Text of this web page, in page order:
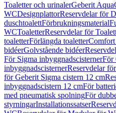
Toaletter och urinalerGeberit
WCDesignplattorReservdelar för
duschtoalettFörbrukningsmaterial
WCToaletterReservdelar för
toaletterFörlängda toaletter
bidéerGolvstående bidéer
För Sigma inbyggnadscisternerFör
inbyggnadscisternerReservdelar
för Geberit Sigma cistern 12 cm
inbyggnadscistern 12 cmFör
med pneumatisk spolningFör
styrningarInstallationssatser